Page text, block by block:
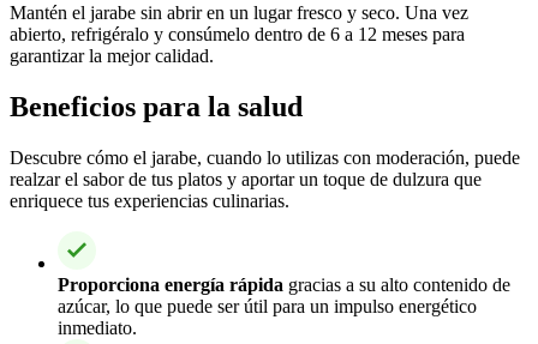
Mantén el jarabe sin abrir en un lugar fresco y seco. Una vez
abierto, refrigéralo y consúmelo dentro de 6 a 12 meses para
garantizar la mejor calidad.
Beneficios para la salud
Descubre cómo el jarabe, cuando lo utilizas con moderación, puede
realzar el sabor de tus platos y aportar un toque de dulzura que
enriquece tus experiencias culinarias.
Proporciona energía rápida gracias a su alto contenido de
azúcar, lo que puede ser útil para un impulso energético
inmediato.